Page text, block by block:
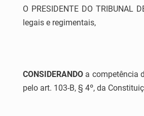
O PRESIDENTE DO TRIBUNAL
legais e regimentais,
CONSIDERANDOa competência
pelo art. 103-B, § 4º, da